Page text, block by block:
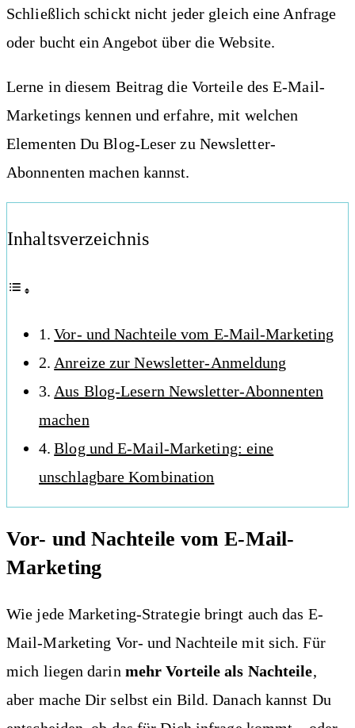
Schließlich schickt nicht jeder gleich eine Anfrage
oder bucht ein Angebot über die Website.
Lerne in diesem Beitrag die Vorteile des E-Mail-
Marketings kennen und erfahre, mit welchen
Elementen Du Blog-Leser zu Newsletter-
Abonnenten machen kannst.
Inhaltsverzeichnis
Vor- und Nachteile vom E-Mail-Marketing
Anreize zur Newsletter-Anmeldung
Aus Blog-Lesern Newsletter-Abonnenten
machen
Blog und E-Mail-Marketing: eine
unschlagbare Kombination
Vor- und Nachteile vom E-Mail-
Marketing
Wie jede Marketing-Strategie bringt auch das E-
Mail-Marketing Vor- und Nachteile mit sich. Für
mich liegen darin mehr Vorteile als Nachteile,
aber mache Dir selbst ein Bild. Danach kannst Du